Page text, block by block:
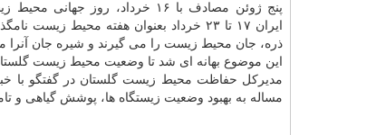
پنج ژوئن مصادف با ۱۶ خرداد، روز
ایران ۱۷ تا ۲۳ خرداد بعنوان هفته محیط
ذره، جان محیط زیست را می گیرند و شیره جان آنرا
این موضوع بهانه ای شد تا وضعیت محیط زیست
مدیرکل حفاظت محیط زیست گلستان در گفتگو با
مساله به بهبود وضعیت زیستگاه ها، پوشش گیاهی و